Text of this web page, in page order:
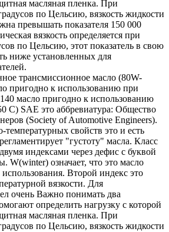
масляная пленка. При
по Цельсию, вязкость жидкости
превышать показателя 150 000
вязкость определяется при
по Цельсию, этот показатель в свою
ниже установленных для
трансмиссионное масло (80W-
пригодно к использованию при
масло пригодно к использованию
С) SAE это аббревиатура: Общество
(Society of Automotive Engineers).
температурных свойств это и есть
"густоту" масла. Класс
индексами через дефис с буквой
W(winter) означает, что это масло
Второй индекс это
вязкости. Для
очень Важно понимать два
определить нагрузку с которой
масляная пленка. При
по Цельсию, вязкость жидкости